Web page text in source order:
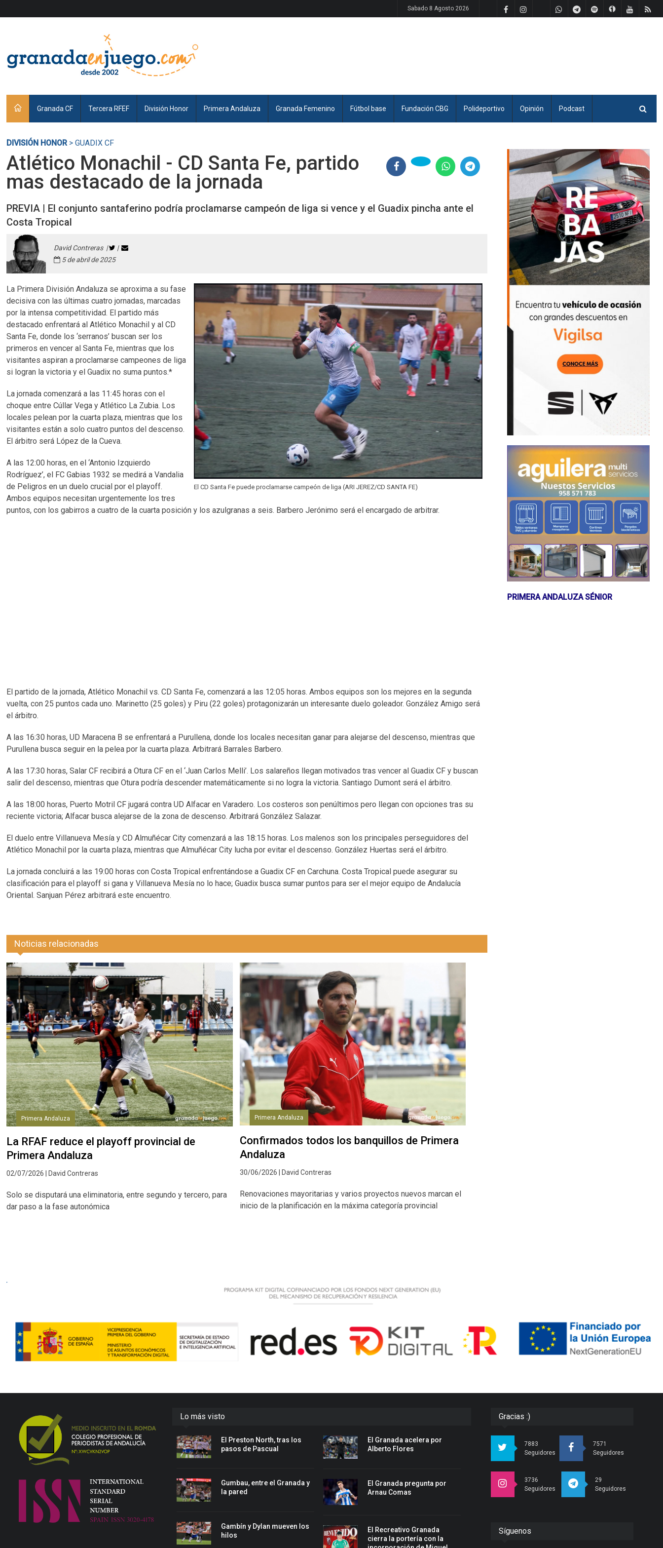
Sabado 8 Agosto 2026
Granada CF Tercera RFEF División Honor Primera Andaluza Granada Femenino Fútbol base Fundación CBG Polideportivo Opinión Podcast
DIVISIÓN HONOR> GUADIX CF
Atlético Monachil - CD Santa Fe, partido
mas destacado de la jornada
PREVIA | El conjunto santaferino podría proclamarse campeón de liga si vence y el Guadix pincha ante el
Costa Tropical
David Contreras |
|
5 de abril de 2025
El CD Santa Fe puede proclamarse campeón de liga (ARI JEREZ/CD SANTA FE)
La Primera División Andaluza se aproxima a su fase
decisiva con las últimas cuatro jornadas, marcadas
por la intensa competitividad. El partido más
destacado enfrentará al Atlético Monachil y al CD
Santa Fe, donde los ‘serranos’ buscan ser los
primeros en vencer al Santa Fe, mientras que los
visitantes aspiran a proclamarse campeones de liga
si logran la victoria y el Guadix no suma puntos.*
La jornada comenzará a las 11:45 horas con el
choque entre Cúllar Vega y Atlético La Zubia. Los
locales pelean por la cuarta plaza, mientras que los
visitantes están a solo cuatro puntos del descenso.
El árbitro será López de la Cueva.
A las 12:00 horas, en el ‘Antonio Izquierdo
Rodríguez’, el FC Gabias 1932 se medirá a Vandalia
de Peligros en un duelo crucial por el playoff.
Ambos equipos necesitan urgentemente los tres
puntos, con los gabirros a cuatro de la cuarta posición y los azulgranas a seis. Barbero Jerónimo será el encargado de arbitrar.
El partido de la jornada, Atlético Monachil vs. CD Santa Fe, comenzará a las 12:05 horas. Ambos equipos son los mejores en la segunda
vuelta, con 25 puntos cada uno. Marinetto (25 goles) y Piru (22 goles) protagonizarán un interesante duelo goleador. González Amigo será
el árbitro.
A las 16:30 horas, UD Maracena B se enfrentará a Purullena, donde los locales necesitan ganar para alejarse del descenso, mientras que
Purullena busca seguir en la pelea por la cuarta plaza. Arbitrará Barrales Barbero.
A las 17:30 horas, Salar CF recibirá a Otura CF en el ‘Juan Carlos Melli’. Los salareños llegan motivados tras vencer al Guadix CF y buscan
salir del descenso, mientras que Otura podría descender matemáticamente si no logra la victoria. Santiago Dumont será el árbitro.
A las 18:00 horas, Puerto Motril CF jugará contra UD Alfacar en Varadero. Los costeros son penúltimos pero llegan con opciones tras su
reciente victoria; Alfacar busca alejarse de la zona de descenso. Arbitrará González Salazar.
El duelo entre Villanueva Mesía y CD Almuñécar City comenzará a las 18:15 horas. Los malenos son los principales perseguidores del
Atlético Monachil por la cuarta plaza, mientras que Almuñécar City lucha por evitar el descenso. González Huertas será el árbitro.
La jornada concluirá a las 19:00 horas con Costa Tropical enfrentándose a Guadix CF en Carchuna. Costa Tropical puede asegurar su
clasificación para el playoff si gana y Villanueva Mesía no lo hace; Guadix busca sumar puntos para ser el mejor equipo de Andalucía
Oriental. Sanjuan Pérez arbitrará este encuentro.
Noticias relacionadas
Primera Andaluza
La RFAF reduce el playoff provincial de
Primera Andaluza
02/07/2026 | David Contreras
Solo se disputará una eliminatoria, entre segundo y tercero, para
dar paso a la fase autonómica
Primera Andaluza
Confirmados todos los banquillos de Primera
Andaluza
30/06/2026 | David Contreras
Renovaciones mayoritarias y varios proyectos nuevos marcan el
inicio de la planificación en la máxima categoría provincial
PRIMERA ANDALUZA SÉNIOR
Lo más visto
El Preston North, tras los
pasos de Pascual
Gumbau, entre el Granada y
la pared
Gambín y Dylan mueven los
hilos
El Granada acelera por
Alberto Flores
El Granada pregunta por
Arnau Comas
El Recreativo Granada
cierra la portería con la
Gracias :)
7883
Seguidores
7571
Seguidores
3736
Seguidores
29
Seguidores
Síguenos